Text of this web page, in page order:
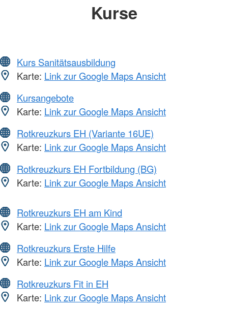
Kurse
Kurs Sanitätsausbildung
Karte: Link zur Google Maps Ansicht
Kursangebote
Karte: Link zur Google Maps Ansicht
Rotkreuzkurs EH (Variante 16UE)
Karte: Link zur Google Maps Ansicht
Rotkreuzkurs EH Fortbildung (BG)
Karte: Link zur Google Maps Ansicht
Rotkreuzkurs EH am Kind
Karte: Link zur Google Maps Ansicht
Rotkreuzkurs Erste Hilfe
Karte: Link zur Google Maps Ansicht
Rotkreuzkurs Fit in EH
Karte: Link zur Google Maps Ansicht